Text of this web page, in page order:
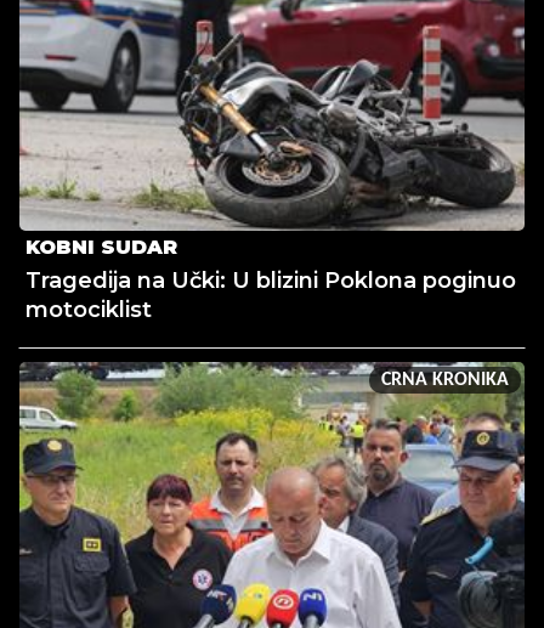
KOBNI SUDAR
Tragedija na Učki: U blizini Poklona poginuo
motociklist
CRNA KRONIKA